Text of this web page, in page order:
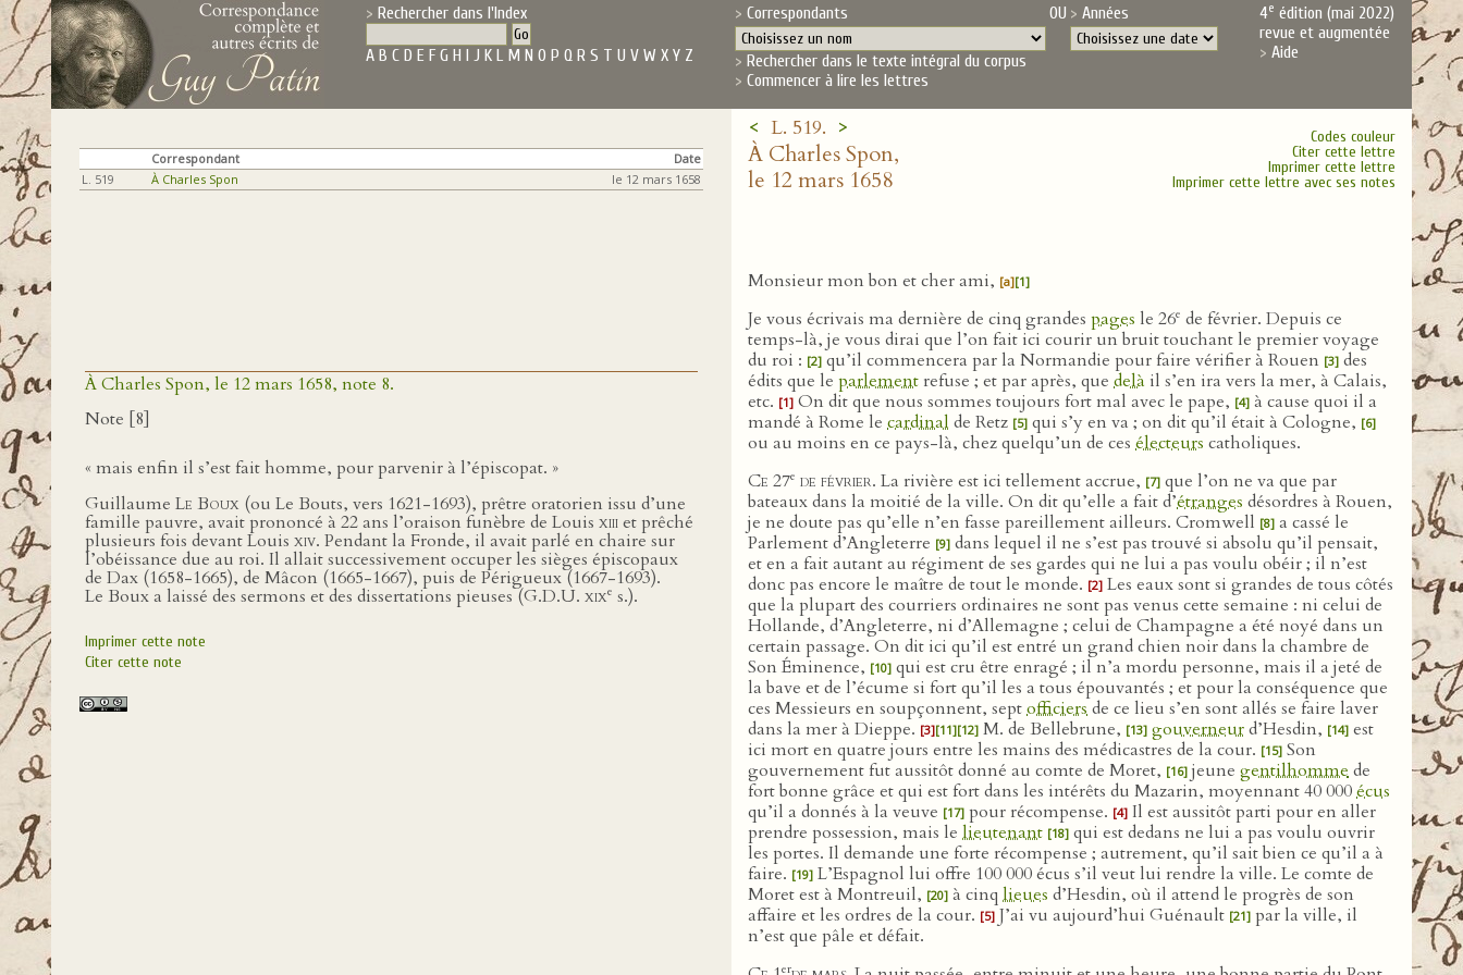
Rechercher dans l'Index
A B C D E F G H I J K L M N O P Q R S T U V W X Y Z
Correspondants OU Années
Rechercher dans le texte intégral du corpus
Commencer à lire les lettres
4e édition (mai 2022)
revue et augmentée
Aide